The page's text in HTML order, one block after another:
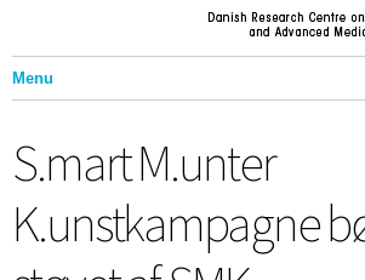
Skip to
content
Menu
Projects
About Dream
S.mart M.unter
K.unstkampagne